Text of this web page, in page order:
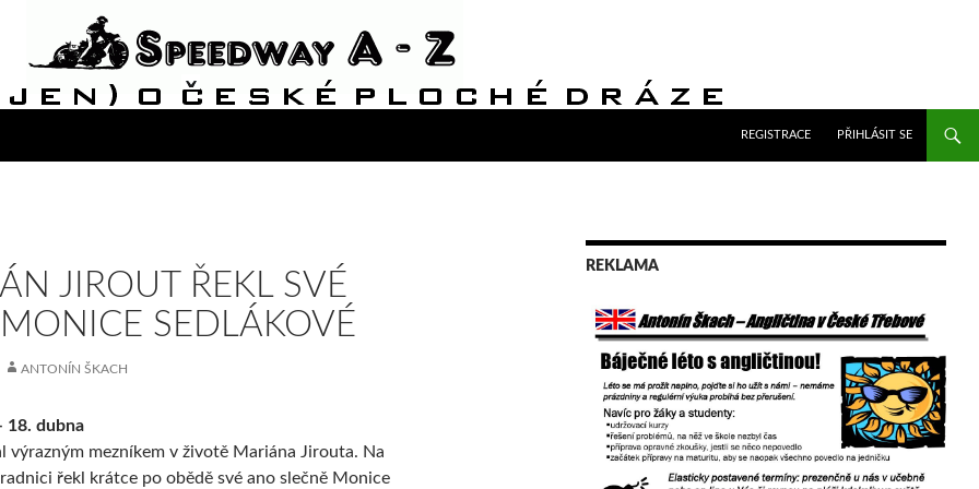
REGISTRACE
PŘIHLÁSIT SE
JIROUT ŘEKL SVÉ
SEDLÁKOVÉ
ANTONÍN ŠKACH
18. dubna
výrazným mezníkem v životě Mariána Jirouta. Na
řekl krátce po obědě své ano slečně Monice
REKLAMA